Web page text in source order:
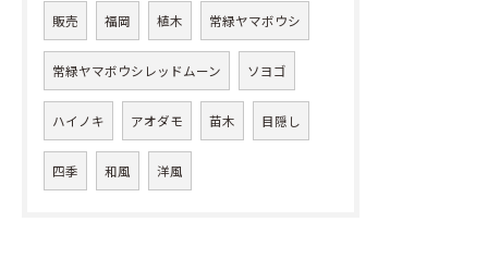
販売 福岡 植木 常緑ヤマボウシ
常緑ヤマボウシレッドムーン ソヨゴ
ハイノキ アオダモ 苗木 目隠し
四季 和風 洋風